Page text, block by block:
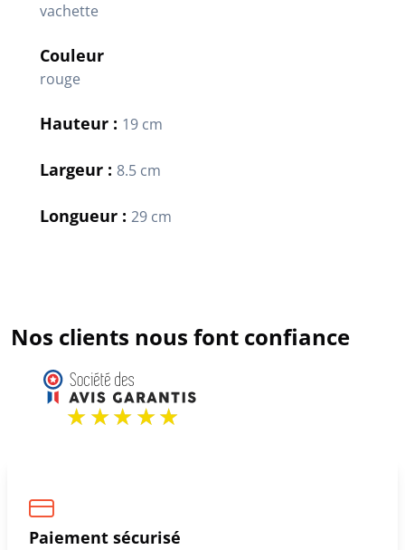
vachette
Couleur
rouge
Hauteur : 19 cm
Largeur : 8.5 cm
Longueur : 29 cm
Nos clients nous font confiance
Paiement sécurisé